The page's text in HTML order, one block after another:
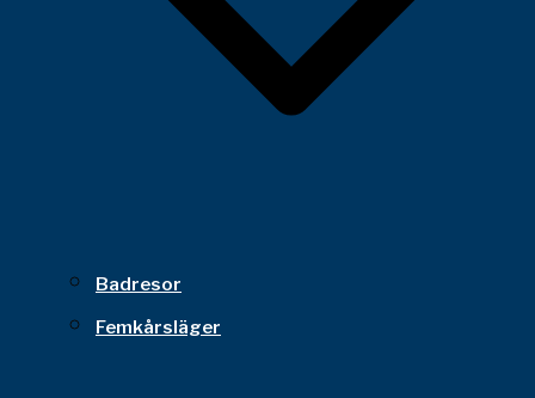
Badresor
Femkårsläger